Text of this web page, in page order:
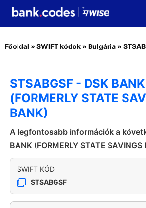
Főoldal » SWIFT kódok » Bulgária »
STSABGSF - DSK BANK
(FORMERLY STATE
BANK)
A legfontosabb információk a
BANK (FORMERLY STATE SAVINGS
SWIFT KÓD
STSABGSF